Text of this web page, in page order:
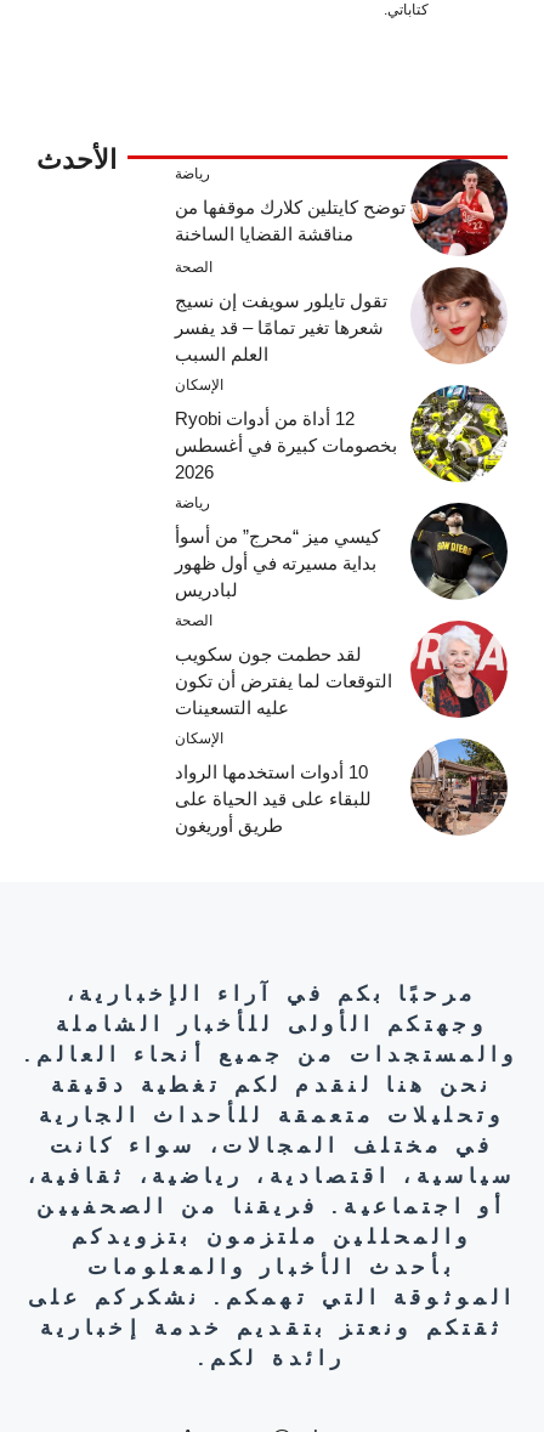
كتاباتي.
الأحدث رياضة
توضح كايتلين كلارك موقفها من
مناقشة القضايا الساخنة
الصحة
تقول تايلور سويفت إن نسيج
شعرها تغير تمامًا – قد يفسر
العلم السبب
الإسكان
12 أداة من أدوات Ryobi
بخصومات كبيرة في أغسطس
2026
رياضة
كيسي ميز “محرج” من أسوأ
بداية مسيرته في أول ظهور
لبادريس
الصحة
لقد حطمت جون سكويب
التوقعات لما يفترض أن تكون
عليه التسعينات
الإسكان
10 أدوات استخدمها الرواد
للبقاء على قيد الحياة على
طريق أوريغون
مرحبًا بكم في آراء الإخبارية،
وجهتكم الأولى للأخبار الشاملة
والمستجدات من جميع أنحاء العالم.
نحن هنا لنقدم لكم تغطية دقيقة
وتحليلات متعمقة للأحداث الجارية
في مختلف المجالات، سواء كانت
سياسية، اقتصادية، رياضية، ثقافية،
أو اجتماعية. فريقنا من الصحفيين
والمحللين ملتزمون بتزويدكم
بأحدث الأخبار والمعلومات
الموثوقة التي تهمكم. نشكركم على
ثقتكم ونعتز بتقديم خدمة إخبارية
رائدة لكم.